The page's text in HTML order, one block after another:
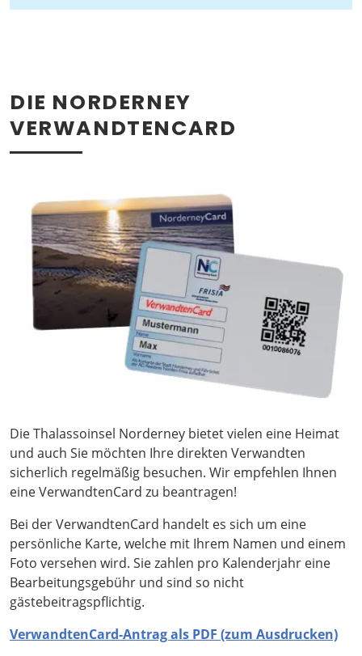
DIE NORDERNEY
VERWANDTENCARD
Die Thalassoinsel Norderney bietet vielen eine Heimat
und auch Sie möchten Ihre direkten Verwandten
sicherlich regelmäßig besuchen. Wir empfehlen Ihnen
eine VerwandtenCard zu beantragen!
Bei der VerwandtenCard handelt es sich um eine
persönliche Karte, welche mit Ihrem Namen und einem
Foto versehen wird. Sie zahlen pro Kalenderjahr eine
Bearbeitungsgebühr und sind so nicht
gästebeitragspflichtig.
VerwandtenCard-Antrag als PDF (zum Ausdrucken)